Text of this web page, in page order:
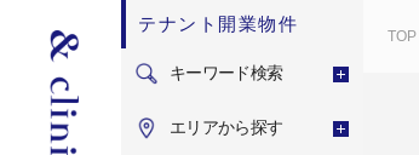
テナント開業物件
キーワード検索
エリアから探す
TOP